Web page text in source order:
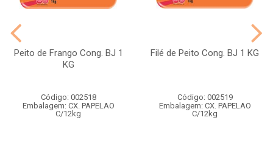
Peito de Frango Cong. BJ 1
KG
Código: 002518
Embalagem: CX. PAPELAO
C/12kg
Filé de Peito Cong. BJ 1 KG
Código: 002519
Embalagem: CX. PAPELAO
C/12kg